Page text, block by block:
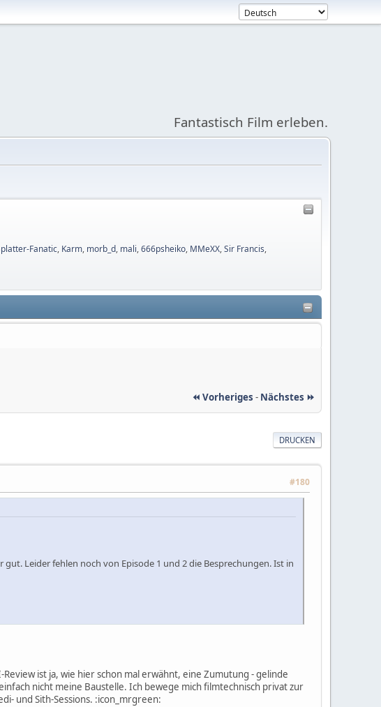
Fantastisch Film erleben.
Fanatic, Karm, morb_d, mali,666psheiko, MMeXX,Sir Francis,
⏪ Vorheriges - Nächstes ⏩
DRUCKEN
#180
Leider fehlen noch von Episode 1 und 2 die Besprechungen. Ist in
ist ja, wie hier schon mal erwähnt, eine Zumutung - gelinde
nicht meine Baustelle. Ich bewege mich filmtechnisch privat zur
und Sith-Sessions. :icon_mrgreen: